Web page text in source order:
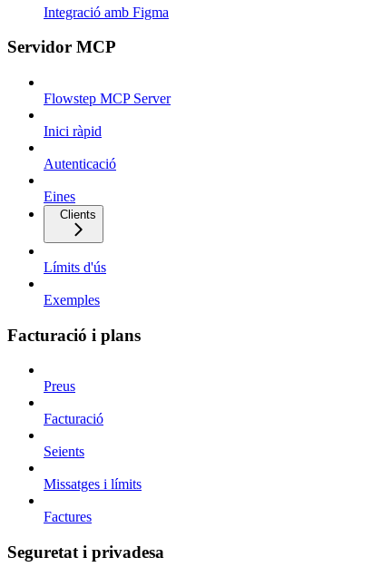
Integració amb Figma
Servidor MCP
Flowstep MCP Server
Inici ràpid
Autenticació
Eines
Clients
Límits d'ús
Exemples
Facturació i plans
Preus
Facturació
Seients
Missatges i límits
Factures
Seguretat i privadesa